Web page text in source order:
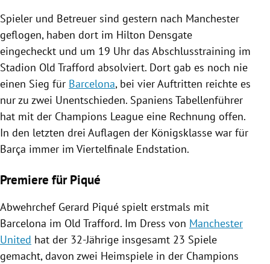
Spieler und Betreuer sind gestern nach Manchester
geflogen, haben dort im Hilton Densgate
eingecheckt und um 19 Uhr das Abschlusstraining im
Stadion Old Trafford absolviert. Dort gab es noch nie
einen Sieg für Barcelona, bei vier Auftritten reichte es
nur zu zwei Unentschieden. Spaniens Tabellenführer
hat mit der Champions League eine Rechnung offen.
In den letzten drei Auflagen der Königsklasse war für
Barça immer im Viertelfinale Endstation.
Premiere für Piqué
Abwehrchef Gerard Piqué spielt erstmals mit
Barcelona im Old Trafford. Im Dress von Manchester
United hat der 32-Jährige insgesamt 23 Spiele
gemacht, davon zwei Heimspiele in der Champions